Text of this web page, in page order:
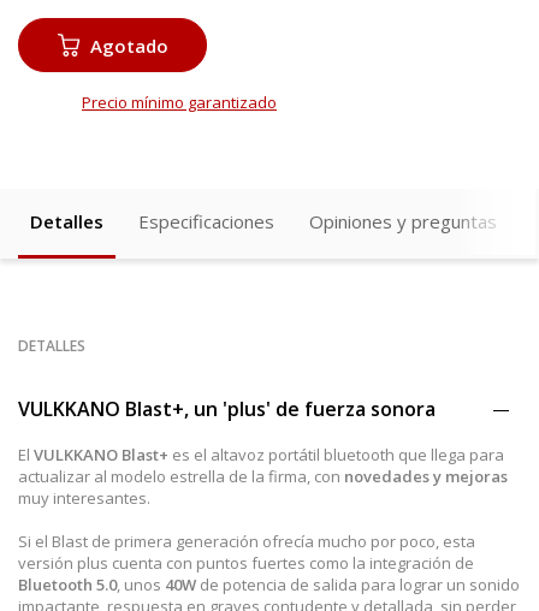
Agotado
Precio mínimo garantizado
Detalles Especificaciones Opiniones y preguntas
DETALLES
VULKKANO Blast+, un 'plus' de fuerza sonora
El VULKKANO Blast+ es el altavoz portátil bluetooth que llega para
actualizar al modelo estrella de la firma, con novedades y mejoras
muy interesantes.
Si el Blast de primera generación ofrecía mucho por poco, esta
versión plus cuenta con puntos fuertes como la integración de
Bluetooth 5.0, unos 40W de potencia de salida para lograr un sonido
impactante, respuesta en graves contudente y detallada, sin perder